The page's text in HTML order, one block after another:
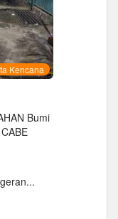
Kencana
Bumi